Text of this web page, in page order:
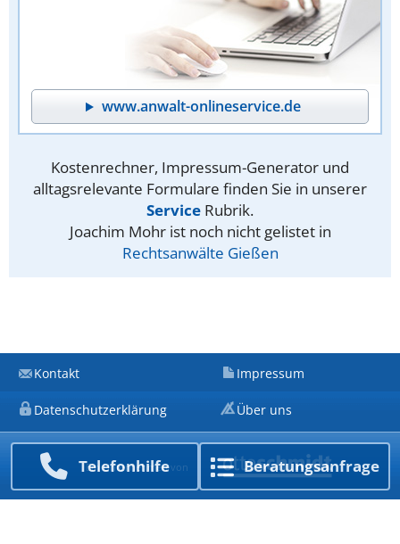
www.anwalt-onlineservice.de
Kostenrechner, Impressum-Generator und
alltagsrelevante Formulare finden Sie in unserer
Service Rubrik.
Joachim Mohr ist noch nicht gelistet in
Rechtsanwälte Gießen
Telefon­hilfe Beratungs­anfrage
Kontakt Impressum
Datenschutzerklärung Über uns
Ein Unternehmen von